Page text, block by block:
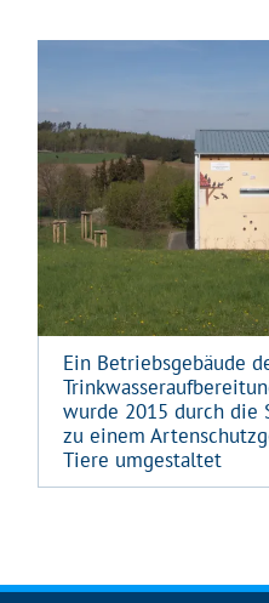
Ein Betriebsgebäude
wurde 2015 durch
zu einem
Tiere umgestaltet